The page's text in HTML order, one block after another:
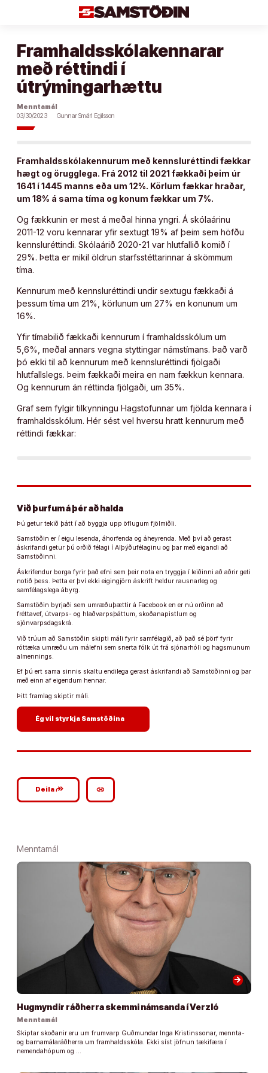
Framhaldsskólakennarar
með réttindi í
útrýmingarhættu
Menntamál
03/30/2023
Gunnar Smári Egilsson
Framhaldsskólakennurum með kennsluréttindi fækkar
hægt og örugglega. Frá 2012 til 2021 fækkaði þeim úr
1641 í 1445 manns eða um 12%. Körlum fækkar hraðar,
um 18% á sama tíma og konum fækkar um 7%.
Og fækkunin er mest á meðal hinna yngri. Á skólaárinu
2011-12 voru kennarar yfir sextugt 19% af þeim sem höfðu
kennsluréttindi. Skólaárið 2020-21 var hlutfallið komið í
29%. Þetta er mikil öldrun starfsstéttarinnar á skömmum
tíma.
Kennurum með kennsluréttindi undir sextugu fækkaði á
þessum tíma um 21%, körlunum um 27% en konunum um
16%.
Yfir tímabilið fækkaði kennurum í framhaldsskólum um
5,6%, meðal annars vegna styttingar námstímans. Það varð
þó ekki til að kennurum með kennsluréttindi fjölgaði
hlutfallslegs. Þeim fækkaði meira en nam fækkun kennara.
Og kennurum án réttinda fjölgaði, um 35%.
Graf sem fylgir tilkynningu Hagstofunnar um fjölda kennara í
framhaldsskólum. Hér sést vel hversu hratt kennurum með
réttindi fækkar:
Við þurfum á þér að halda
Þú getur tekið þátt í að byggja upp öflugum fjölmiðli.
Samstöðin er í eigu lesenda, áhorfenda og áheyrenda. Með því að gerast
áskrifandi getur þú orðið félagi í Alþýðufélaginu og þar með eigandi að
Samstöðinni.
Áskrifendur borga fyrir það efni sem þeir nota en tryggja í leiðinni að aðrir geti
notið þess. Þetta er því ekki eigingjörn áskrift heldur rausnarleg og
samfélagslega ábyrg.
Samstöðin byrjaði sem umræðuþættir á Facebook en er nú orðinn að
fréttavef, útvarps- og hlaðvarpsþáttum, skoðanapistlum og
sjónvarpsdagskrá.
Við trúum að Samstöðin skipti máli fyrir samfélagið, að það sé þörf fyrir
róttæka umræðu um málefni sem snerta fólk út frá sjónarhóli og hagsmunum
almennings.
Ef þú ert sama sinnis skaltu endilega gerast áskrifandi að Samstöðinni og þar
með einn af eigendum hennar.
Þitt framlag skiptir máli.
Ég vil styrkja Samstöðina
Deilagoogle_plus_reshare link
Menntamál
arrow_forward
Hugmyndir ráðherra skemmi námsanda í Verzló
Menntamál
Skiptar skoðanir eru um frumvarp Guðmundar Inga Kristinssonar, mennta-
og barnamálaráðherra um framhaldsskóla. Ekki síst jöfnun tækifæra í
nemendahópum og …